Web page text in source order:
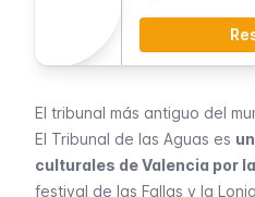
histórico.
El tribunal más antiguo del
El Tribunal de las Aguas es
culturales de Valencia por la
festival de las Fallas y la